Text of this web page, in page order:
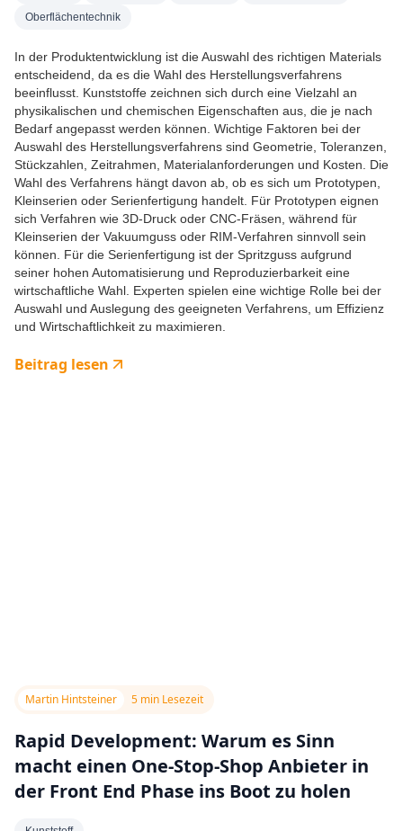
Oberflächentechnik
In der Produktentwicklung ist die Auswahl des richtigen Materials
entscheidend, da es die Wahl des Herstellungsverfahrens
beeinflusst. Kunststoffe zeichnen sich durch eine Vielzahl an
physikalischen und chemischen Eigenschaften aus, die je nach
Bedarf angepasst werden können. Wichtige Faktoren bei der
Auswahl des Herstellungsverfahrens sind Geometrie, Toleranzen,
Stückzahlen, Zeitrahmen, Materialanforderungen und Kosten. Die
Wahl des Verfahrens hängt davon ab, ob es sich um Prototypen,
Kleinserien oder Serienfertigung handelt. Für Prototypen eignen
sich Verfahren wie 3D-Druck oder CNC-Fräsen, während für
Kleinserien der Vakuumguss oder RIM-Verfahren sinnvoll sein
können. Für die Serienfertigung ist der Spritzguss aufgrund
seiner hohen Automatisierung und Reproduzierbarkeit eine
wirtschaftliche Wahl. Experten spielen eine wichtige Rolle bei der
Auswahl und Auslegung des geeigneten Verfahrens, um Effizienz
und Wirtschaftlichkeit zu maximieren.
Beitrag lesen
Martin Hintsteiner 5 min Lesezeit
Rapid Development: Warum es Sinn
macht einen One-Stop-Shop Anbieter in
der Front End Phase ins Boot zu holen